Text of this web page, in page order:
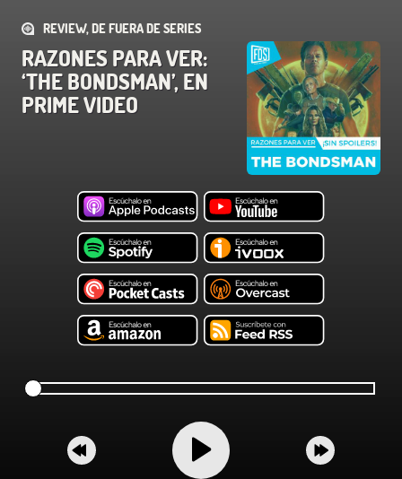
REVIEW, DE FUERA DE SERIES
RAZONES PARA VER:
‘THE BONDSMAN’, EN
PRIME VIDEO